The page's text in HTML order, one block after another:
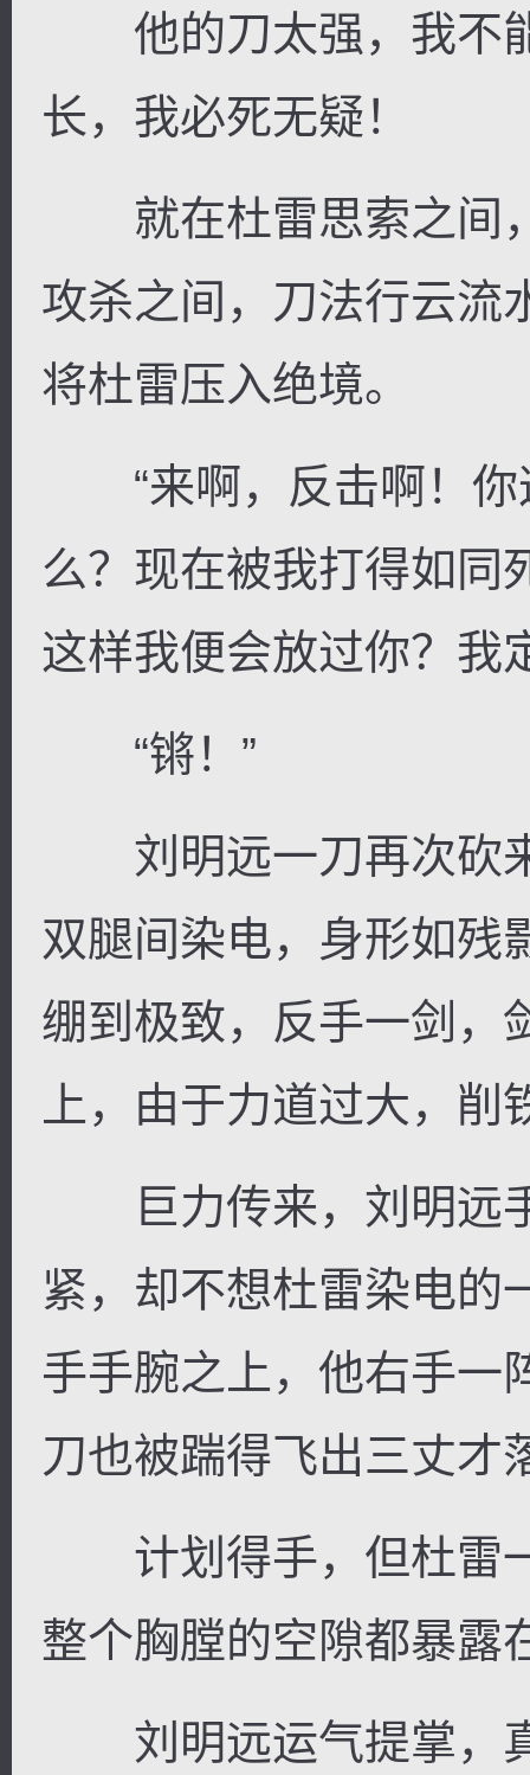
他的刀太强，我不
长，我必死无疑！
就在杜雷思索之间
攻杀之间，刀法行云流
将杜雷压入绝境。
“来啊，反击啊！你
么？现在被我打得如同
这样我便会放过你？我
“锵！”
刘明远一刀再次砍
双腿间染电，身形如残
绷到极致，反手一剑，
上，由于力道过大，
巨力传来，刘明远
紧，却不想杜雷染电的
手手腕之上，他右手一
刀也被踹得飞出三丈才
计划得手，但杜雷
整个胸膛的空隙都暴露
刘明远运气提掌，